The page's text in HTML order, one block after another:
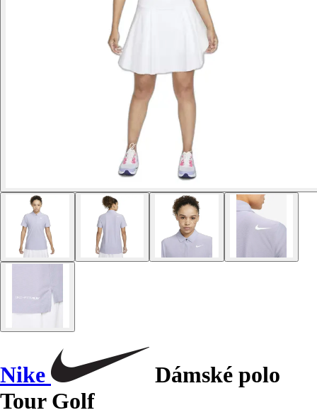
Nike
Dámské polo
Tour Golf